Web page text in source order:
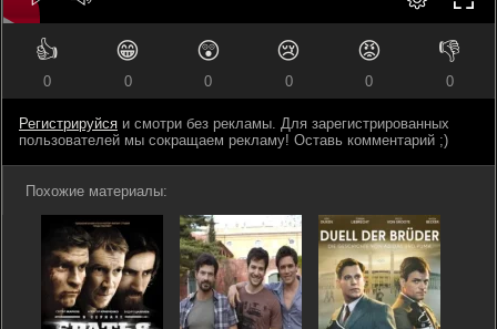
👍
0
😁
0
😲
0
😢
0
😡
0
👎
0
Регистрируйся и смотри без рекламы. Для зарегистрированных
пользователей мы сокращаем рекламу! Оставь комментарий ;)
Похожие материалы: